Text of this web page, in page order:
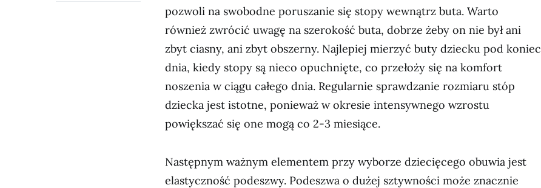
pozwoli na swobodne poruszanie się stopy wewnątrz buta. Warto
również zwrócić uwagę na szerokość buta, dobrze żeby on nie był ani
zbyt ciasny, ani zbyt obszerny. Najlepiej mierzyć buty dziecku pod koniec
dnia, kiedy stopy są nieco opuchnięte, co przełoży się na komfort
noszenia w ciągu całego dnia. Regularnie sprawdzanie rozmiaru stóp
dziecka jest istotne, ponieważ w okresie intensywnego wzrostu
powiększać się one mogą co 2-3 miesiące.
Następnym ważnym elementem przy wyborze dziecięcego obuwia jest
elastyczność podeszwy. Podeszwa o dużej sztywności może znacznie